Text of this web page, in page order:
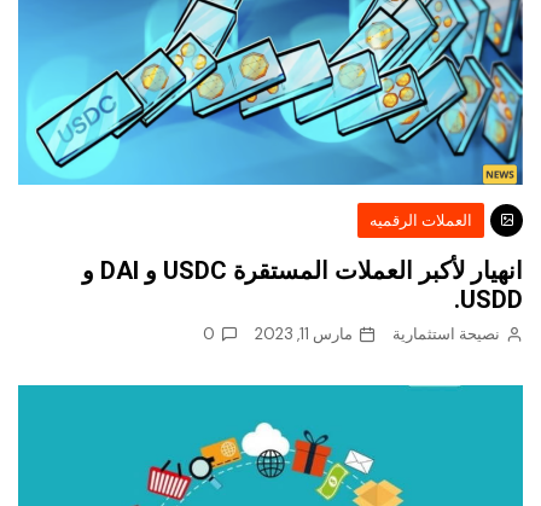
العملات الرقميه
انهيار لأكبر العملات المستقرة USDC و DAI و
USDD.
نصيحة استثمارية مارس 11, 2023 0